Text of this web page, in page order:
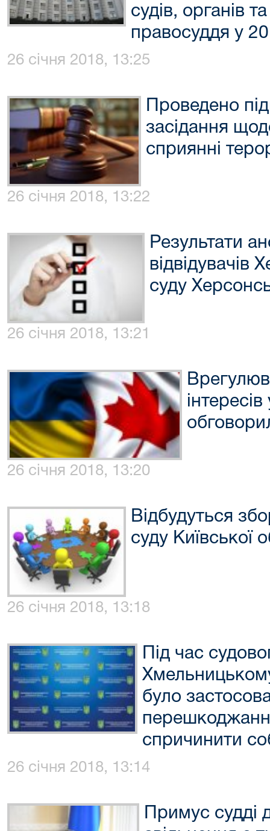
судів, органів
правосуддя у
26 січня 2018, 13:25
Проведено
засідання
сприянні
26 січня 2018, 13:22
Результати
відвідувачів
суду
26 січня 2018, 13:21
26 січня 2018, 13:20
Відбудуться
суду Київської
26 січня 2018, 13:18
Під час
було
спричинити
26 січня 2018, 13:14
Примус судді